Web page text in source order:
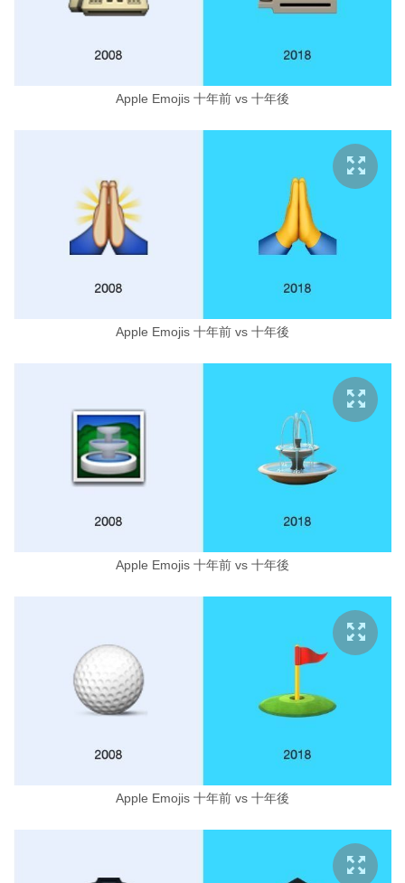
Apple Emojis 十年前 vs 十年後
Apple Emojis 十年前 vs 十年後
Apple Emojis 十年前 vs 十年後
Apple Emojis 十年前 vs 十年後